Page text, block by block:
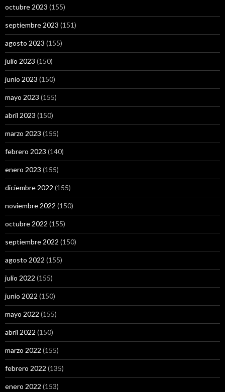
octubre 2023 (155)
septiembre 2023 (151)
agosto 2023 (155)
julio 2023 (150)
junio 2023 (150)
mayo 2023 (155)
abril 2023 (150)
marzo 2023 (155)
febrero 2023 (140)
enero 2023 (155)
diciembre 2022 (155)
noviembre 2022 (150)
octubre 2022 (155)
septiembre 2022 (150)
agosto 2022 (155)
julio 2022 (155)
junio 2022 (150)
mayo 2022 (155)
abril 2022 (150)
marzo 2022 (155)
febrero 2022 (135)
enero 2022 (153)